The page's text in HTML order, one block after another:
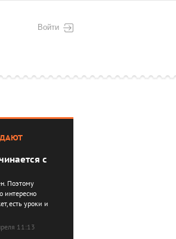
Войти
с
Поэтому
интересно
есть уроки и
11:13